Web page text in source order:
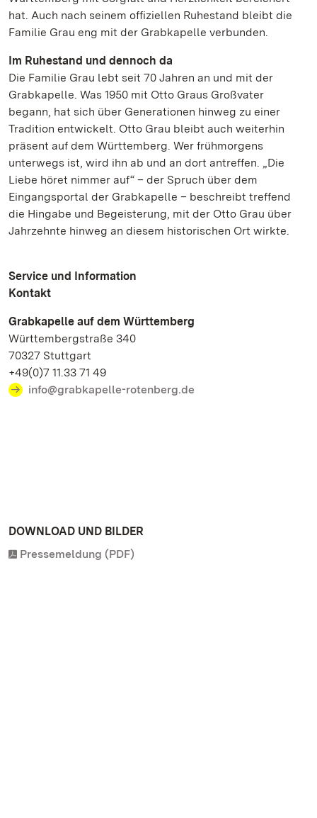
hat. Auch nach seinem offiziellen Ruhestand bleibt die
Familie Grau eng mit der Grabkapelle verbunden.
Im Ruhestand und dennoch da
Die Familie Grau lebt seit 70 Jahren an und mit der
Grabkapelle. Was 1950 mit Otto Graus Großvater
begann, hat sich über Generationen hinweg zu einer
Tradition entwickelt. Otto Grau bleibt auch weiterhin
präsent auf dem Württemberg. Wer frühmorgens
unterwegs ist, wird ihn ab und an dort antreffen. „Die
Liebe höret nimmer auf“ – der Spruch über dem
Eingangsportal der Grabkapelle – beschreibt treffend
die Hingabe und Begeisterung, mit der Otto Grau über
Jahrzehnte hinweg an diesem historischen Ort wirkte.
Service und Information
Kontakt
Grabkapelle auf dem Württemberg
Württembergstraße 340
70327 Stuttgart
+49(0)7 11.33 71 49
info@grabkapelle-rotenberg.de
DOWNLOAD UND BILDER
Pressemeldung (PDF)